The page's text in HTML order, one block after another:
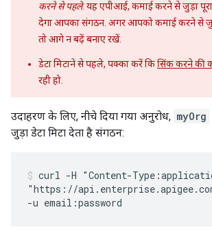
करने से पहले. यह एपीआई, कमाई करने से जुड़ा
देगा आपका संगठन. अगर आपको कमाई करने से
तो आगे न बढ़ें बनाए रखें.
डेटा मिटाने से पहले, पक्का करें किसिंक करने की
रही हो.
उदाहरण के लिए, नीचे दिया गया अनुरोध, myOrg
जुड़ा डेटा मिटा देता है संगठन:
curl -H "Content-
"https://